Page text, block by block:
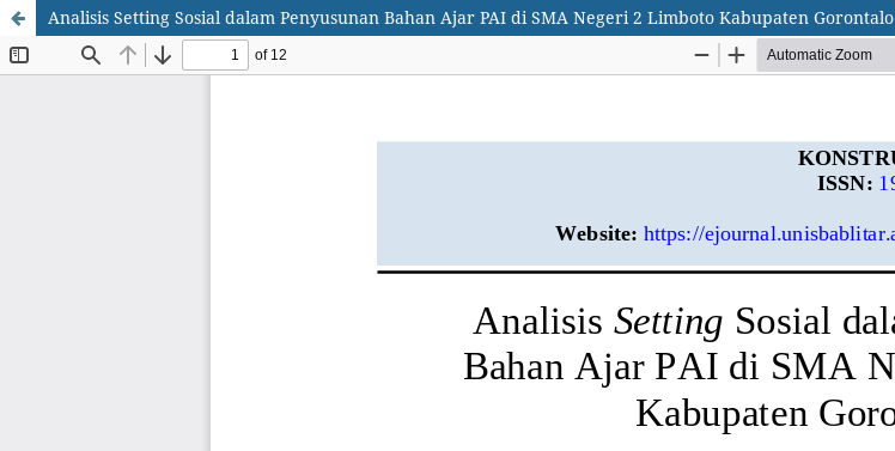
Analisis Setting Sosial dalam Penyusunan Bahan Ajar PAI di SMA Negeri 2 Limboto Kabupaten Gorontalo